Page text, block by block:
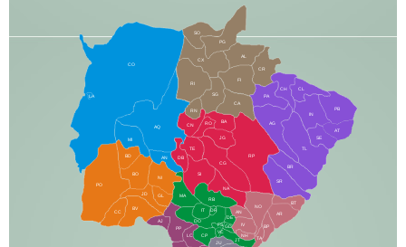
CO
AQ
MI
AN
CX
RI
AL
CR
FI
SG
BA
CA
PA
CH CL
PB
SE
TL
AG
BR
SR
BT
AR
RP
RO
JG
CG
SI
NA
TA
NH
JT
RB
MA
IT
DR
DO
CP
JU
BD
BO
NI
JD
PO
BV
CC
PP
AJ
LC
DB
TE
IN
NO
BP
RN
CN
GL
AN
IV
FS
VC
GD
DE
AT
PG
SO
LA